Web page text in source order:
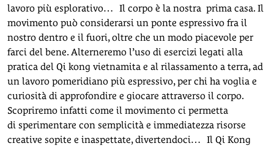
lavoro più esplorativo… Il corpo è la nostra prima casa. Il
movimento può considerarsi un ponte espressivo fra il
nostro dentro e il fuori, oltre che un modo piacevole per
farci del bene. Alterneremo l’uso di esercizi legati alla
pratica del Qi kong vietnamita e al rilassamento a terra, ad
un lavoro pomeridiano più espressivo, per chi ha voglia e
curiosità di approfondire e giocare attraverso il corpo.
Scopriremo infatti come il movimento ci permetta
di sperimentare con semplicità e immediatezza risorse
creative sopite e inaspettate, divertendoci… Il Qi Kong